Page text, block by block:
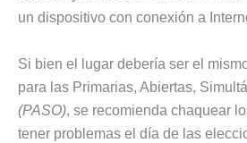
un dispositivo con conexión a
Si bien el lugar debería ser el
para las Primarias, Abiertas,
(PASO), se recomienda chaquear
tener problemas el día de las